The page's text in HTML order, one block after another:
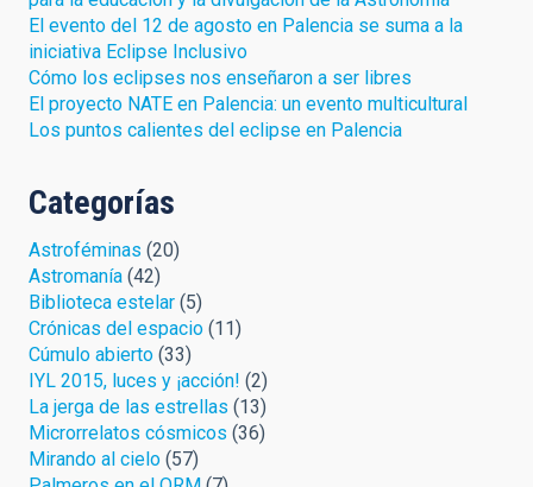
El evento del 12 de agosto en Palencia se suma a la
iniciativa Eclipse Inclusivo
Cómo los eclipses nos enseñaron a ser libres
El proyecto NATE en Palencia: un evento multicultural
Los puntos calientes del eclipse en Palencia
Categorías
Astroféminas (20)
Astromanía (42)
Biblioteca estelar (5)
Crónicas del espacio (11)
Cúmulo abierto (33)
IYL 2015, luces y ¡acción! (2)
La jerga de las estrellas (13)
Microrrelatos cósmicos (36)
Mirando al cielo (57)